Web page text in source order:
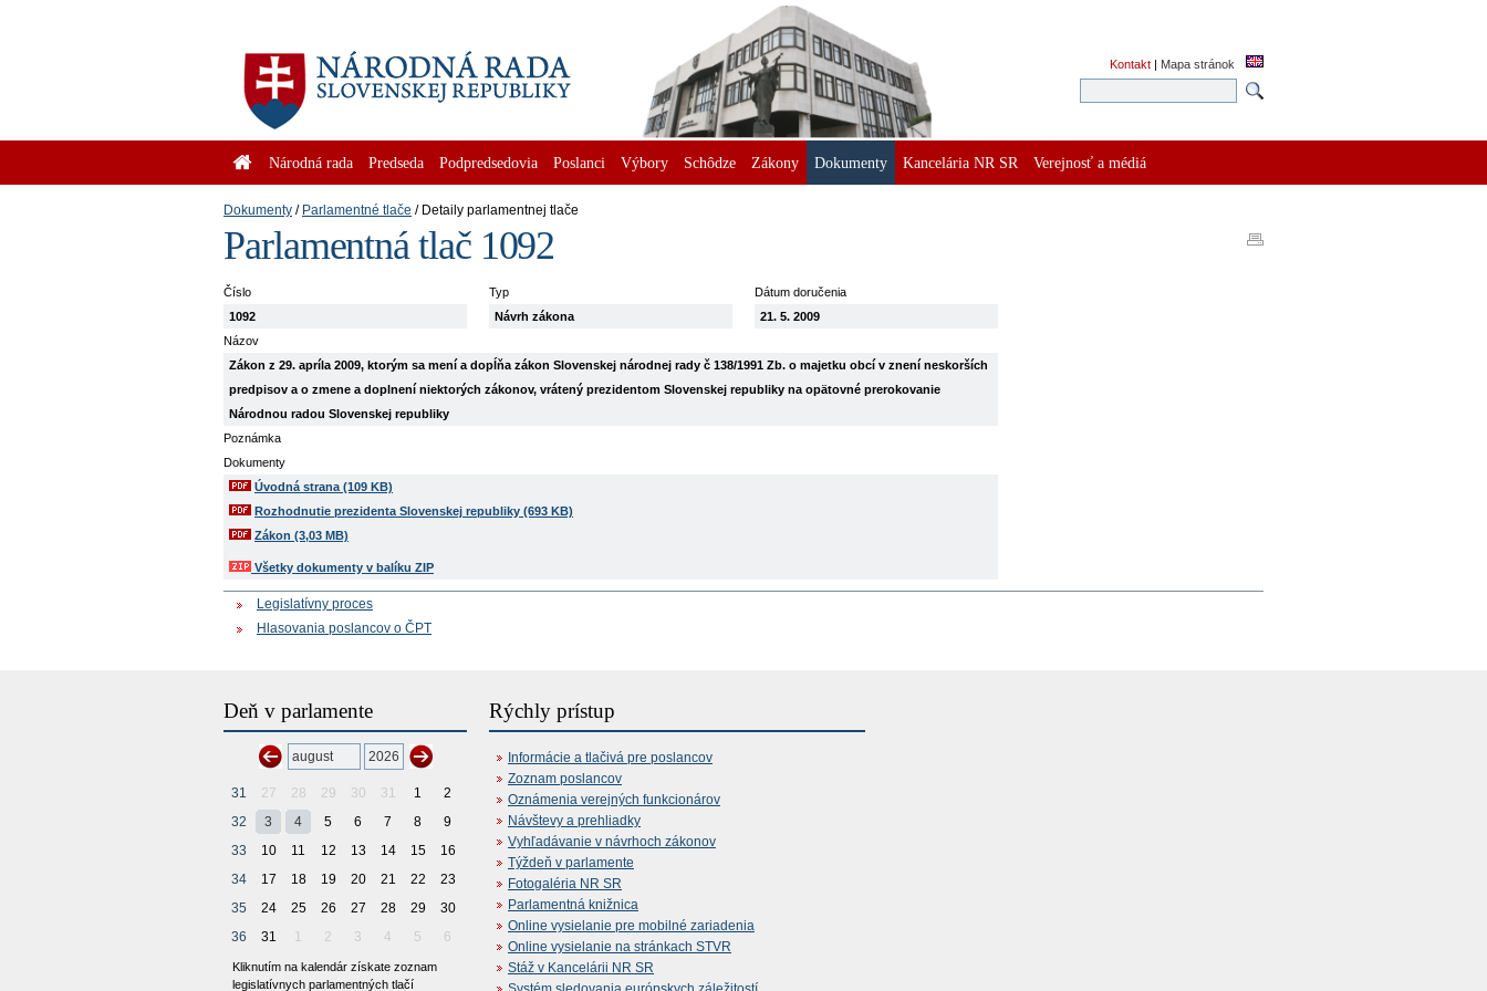
Kontakt | Mapa stránok
Národná rada Predseda Podpredsedovia Poslanci Výbory Schôdze Zákony Dokumenty Kancelária NR SR Verejnosť a médiá
Dokumenty Parlamentné tlače Detaily parlamentnej tlače
Parlamentná tlač 1092
Číslo
1092
Typ
Návrh zákona
Dátum doručenia
21. 5. 2009
Názov
Zákon z 29. apríla 2009, ktorým sa mení a dopĺňa zákon Slovenskej národnej rady č 138/1991 Zb. o majetku obcí v znení neskorších
predpisov a o zmene a doplnení niektorých zákonov, vrátený prezidentom Slovenskej republiky na opätovné prerokovanie
Národnou radou Slovenskej republiky
Poznámka
Dokumenty
Úvodná strana (109 KB)
Rozhodnutie prezidenta Slovenskej republiky (693 KB)
Zákon (3,03 MB)
Všetky dokumenty v balíku ZIP
Legislatívny proces
Hlasovania poslancov o ČPT
Deň v parlamente
31 27 28 29 30 31 1
2
32
3 4 5 6 7 8
9
33
10 11 12 13 14 15
16
34
17 18 19 20 21 22
23
35
24 25 26 27 28 29
30
36
31 1 2 3 4 5 6
Kliknutím na kalendár získate zoznam
legislatívnych parlamentných tlačí
Rýchly prístup
Informácie a tlačivá pre poslancov
Zoznam poslancov
Oznámenia verejných funkcionárov
Návštevy a prehliadky
Vyhľadávanie v návrhoch zákonov
Týždeň v parlamente
Fotogaléria NR SR
Parlamentná knižnica
Online vysielanie pre mobilné zariadenia
Online vysielanie na stránkach STVR
Stáž v Kancelárii NR SR